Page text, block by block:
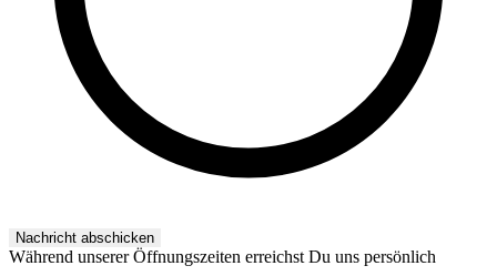
Während unserer Öffnungszeiten erreichst Du uns persönlich